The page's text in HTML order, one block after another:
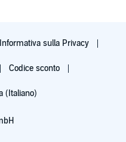
Informativa sulla Privacy
Codice sconto
(Italiano)